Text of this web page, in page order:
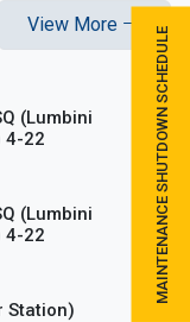
MAINTENANCE SHUTDOWN SCHEDULE
View More
(Lumbini
4-22
(Lumbini
4-22
Station)